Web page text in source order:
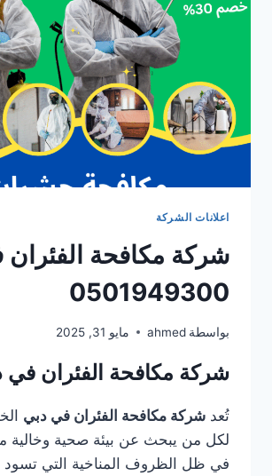
اعلانات الشركة
شركة مكافحة
0501949300
بواسطة ahmed مايو 31, 2025
شركة مكافحة الفئران في
تُعد شركة مكافحة الفئران في دبي
لكل من يبحث عن بيئة صحية وخالية
في ظل الظروف المناخية التي تسود